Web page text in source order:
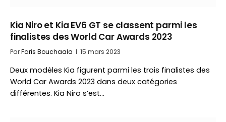
Kia Niro et Kia EV6 GT se classent parmi les
finalistes des World Car Awards 2023
ParFaris Bouchaala 15 mars 2023
Deux modèles Kia figurent parmi les trois finalistes des
World Car Awards 2023 dans deux catégories
différentes. Kia Niro s’est…